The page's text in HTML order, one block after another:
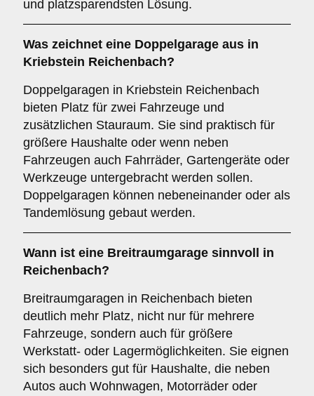
und platzsparendsten Lösung.
Was zeichnet eine Doppelgarage aus in
Kriebstein Reichenbach?
Doppelgaragen in Kriebstein Reichenbach
bieten Platz für zwei Fahrzeuge und
zusätzlichen Stauraum. Sie sind praktisch für
größere Haushalte oder wenn neben
Fahrzeugen auch Fahrräder, Gartengeräte oder
Werkzeuge untergebracht werden sollen.
Doppelgaragen können nebeneinander oder als
Tandemlösung gebaut werden.
Wann ist eine Breitraumgarage sinnvoll in
Reichenbach?
Breitraumgaragen in Reichenbach bieten
deutlich mehr Platz, nicht nur für mehrere
Fahrzeuge, sondern auch für größere
Werkstatt- oder Lagermöglichkeiten. Sie eignen
sich besonders gut für Haushalte, die neben
Autos auch Wohnwagen, Motorräder oder